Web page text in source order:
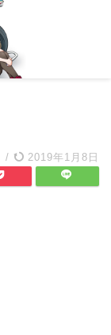
/ 2019年1月8日